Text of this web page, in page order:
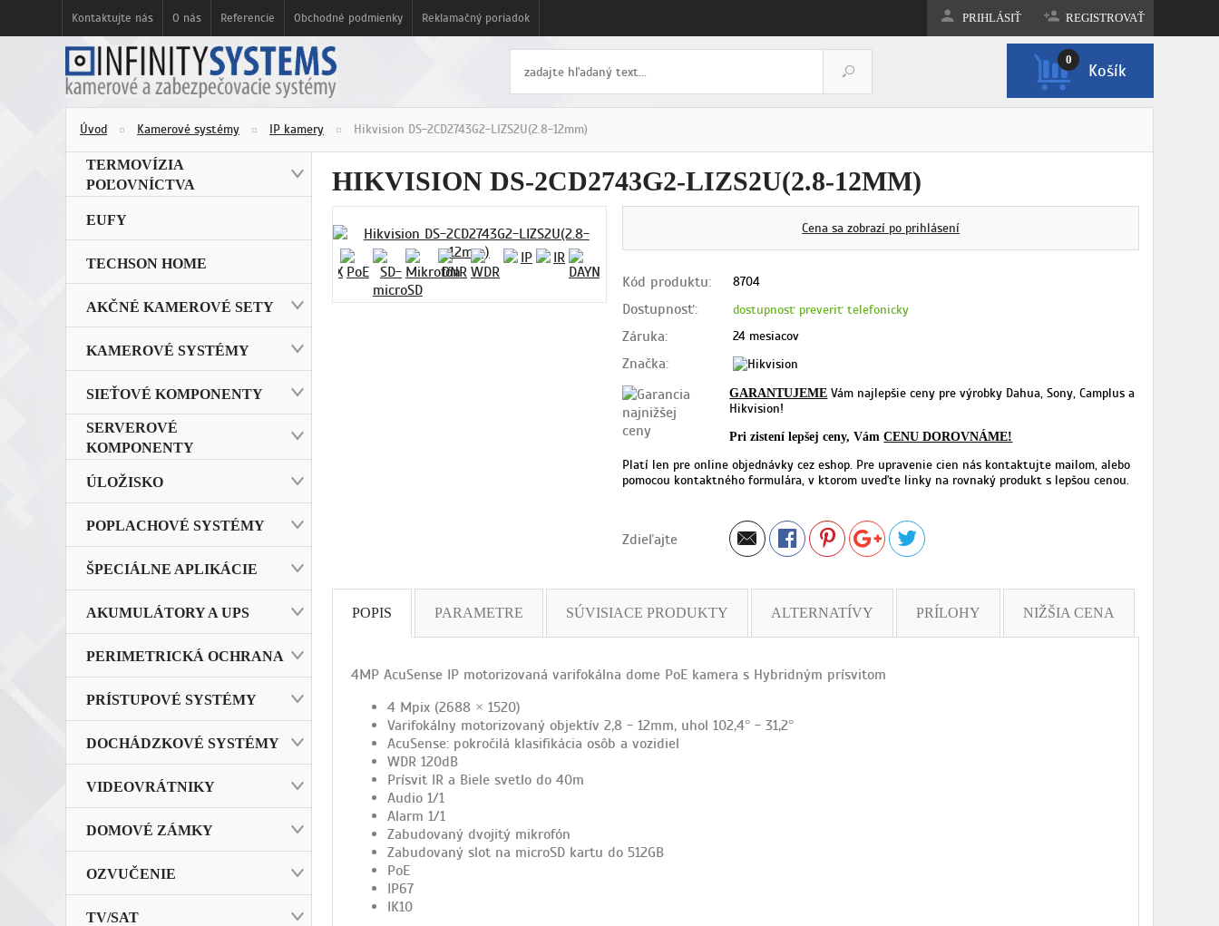
Kontaktujte nás O nás Referencie Obchodné podmienky Reklamačný poriadok PRIHLÁSIŤ REGISTROVAŤ
0
Košík
Úvod Kamerové systémy IP kamery Hikvision DS-2CD2743G2-LIZS2U(2.8-12mm)
TERMOVÍZIA
POĽOVNÍCTVA
EUFY
TECHSON HOME
AKČNÉ KAMEROVÉ SETY
KAMEROVÉ SYSTÉMY
SIEŤOVÉ KOMPONENTY
SERVEROVÉ
KOMPONENTY
ÚLOŽISKO
POPLACHOVÉ SYSTÉMY
ŠPECIÁLNE APLIKÁCIE
AKUMULÁTORY A UPS
PERIMETRICKÁ OCHRANA
PRÍSTUPOVÉ SYSTÉMY
DOCHÁDZKOVÉ SYSTÉMY
VIDEOVRÁTNIKY
DOMOVÉ ZÁMKY
OZVUČENIE
TV/SAT
HIKVISION DS-2CD2743G2-LIZS2U(2.8-12MM)
Cena sa zobrazí po prihlásení
Kód produktu: 8704
Dostupnosť: dostupnosť preveriť telefonicky
Záruka: 24 mesiacov
Značka:
GARANTUJEME Vám najlepšie ceny pre výrobky Dahua, Sony, Camplus a
Hikvision!
Pri zistení lepšej ceny, Vám CENU DOROVNÁME!
Platí len pre online objednávky cez eshop. Pre upravenie cien nás kontaktujte mailom, alebo
pomocou kontaktného formulára, v ktorom uveďte linky na rovnaký produkt s lepšou cenou.
Zdieľajte
POPIS PARAMETRE SÚVISIACE PRODUKTY ALTERNATÍVY PRÍLOHY NIŽŠIA CENA
4MP AcuSense IP motorizovaná varifokálna dome PoE kamera s Hybridným prísvitom
4 Mpix (2688 × 1520)
Varifokálny motorizovaný objektív 2,8 - 12mm, uhol 102,4° - 31,2°
AcuSense: pokročilá klasifikácia osôb a vozidiel
WDR 120dB
Prísvit IR a Biele svetlo do 40m
Audio 1/1
Alarm 1/1
Zabudovaný dvojitý mikrofón
Zabudovaný slot na microSD kartu do 512GB
PoE
IP67
IK10